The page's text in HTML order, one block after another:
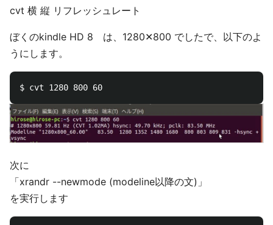
cvt 横 縦 リフレッシュレート
ぼくのkindle HD 8 は、1280✕800 でしたで、以下のよ
うにします。
次に
「xrandr --newmode (modeline以降の文)」
を実行します